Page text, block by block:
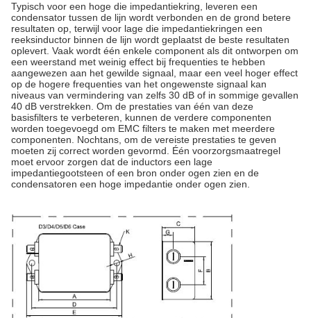
Typisch voor een hoge die impedantiekring, leveren een
condensator tussen de lijn wordt verbonden en de grond betere
resultaten op, terwijl voor lage die impedantiekringen een
reeksinductor binnen de lijn wordt geplaatst de beste resultaten
oplevert. Vaak wordt één enkele component als dit ontworpen om
een weerstand met weinig effect bij frequenties te hebben
aangewezen aan het gewilde signaal, maar een veel hoger effect
op de hogere frequenties van het ongewenste signaal kan
niveaus van vermindering van zelfs 30 dB of in sommige gevallen
40 dB verstrekken. Om de prestaties van één van deze
basisfilters te verbeteren, kunnen de verdere componenten
worden toegevoegd om EMC filters te maken met meerdere
componenten. Nochtans, om de vereiste prestaties te geven
moeten zij correct worden gevormd. Één voorzorgsmaatregel
moet ervoor zorgen dat de inductors een lage
impedantiegootsteen of een bron onder ogen zien en de
condensatoren een hoge impedantie onder ogen zien.